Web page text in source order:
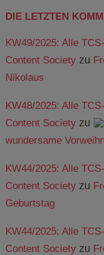
DIE LETZTEN
KW49/2025: Alle
Content Society zu
Nikolaus
KW48/2025: Alle
Content Society zu
wundersame
KW44/2025: Alle
Content Society zu
Geburtstag
KW44/2025: Alle
Content Society zu